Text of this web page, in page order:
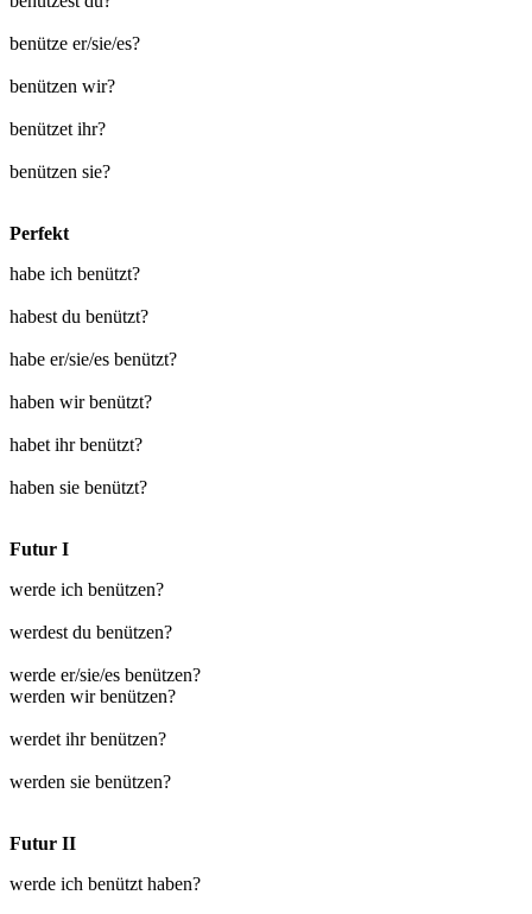
benütze er/sie/es?
benützen wir?
benützet ihr?
benützen sie?
Perfekt
habe ich benützt?
habest du benützt?
habe er/sie/es benützt?
haben wir benützt?
habet ihr benützt?
haben sie benützt?
Futur I
werde ich benützen?
werdest du benützen?
werde er/sie/es benützen?
werden wir benützen?
werdet ihr benützen?
werden sie benützen?
Futur II
werde ich benützt haben?